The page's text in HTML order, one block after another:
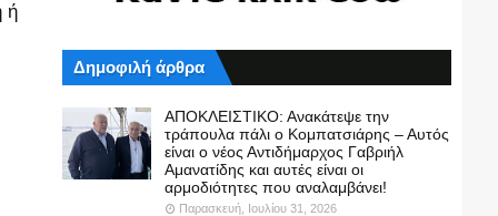
ή
Δημοφιλή άρθρα
ΑΠΟΚΛΕΙΣΤΙΚΟ: Ανακάτεψε την
τράπουλα πάλι ο Κομπατσιάρης – Αυτός
είναι ο νέος Αντιδήμαρχος Γαβριήλ
Αμανατίδης και αυτές είναι οι
αρμοδιότητες που αναλαμβάνει!
Παρασκευή, Ιουλίου 31, 2026